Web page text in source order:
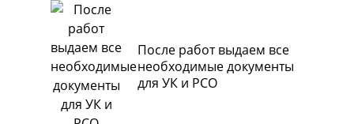
После работ выдаем все
необходимые документы
для УК и РСО